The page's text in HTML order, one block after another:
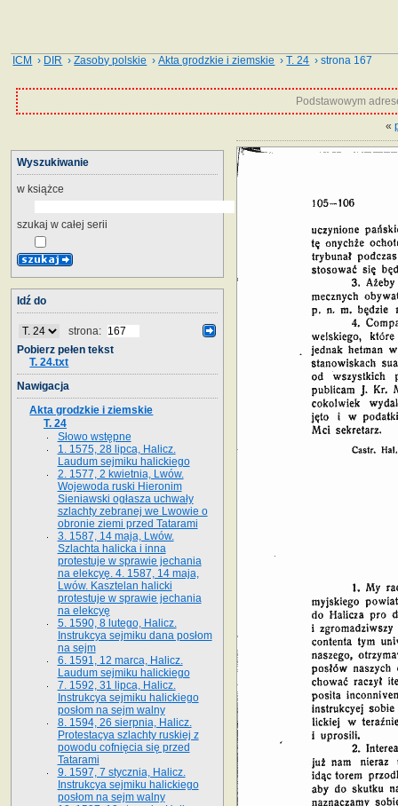
ICM › DIR ›Zasoby polskie ›Akta grodzkie i ziemskie ›T. 24 › strona 167
Podstawowym
«
Wyszukiwanie
w książce
szukaj w całej serii
Idź do
strona:
Pobierz pełen tekst
T. 24.txt
Nawigacja
Akta grodzkie i ziemskie
T. 24
Słowo wstępne
1. 1575, 28 lipca, Halicz.
Laudum sejmiku halickiego
2. 1577, 2 kwietnia, Lwów.
Wojewoda ruski Hieronim
Sieniawski ogłasza uchwały
szlachty zebranej we Lwowie o
obronie ziemi przed Tatarami
3. 1587, 14 maja, Lwów.
Szlachta halicka i inna
protestuje w sprawie jechania
na elekcyę. 4. 1587, 14 maja,
Lwów. Kasztelan halicki
protestuje w sprawie jechania
na elekcyę
5. 1590, 8 lutego, Halicz.
Instrukcya sejmiku dana posłom
na sejm
6. 1591, 12 marca, Halicz.
Laudum sejmiku halickiego
7. 1592, 31 lipca, Halicz.
Instrukcya sejmiku halickiego
posłom na sejm walny
8. 1594, 26 sierpnia, Halicz.
Protestacya szlachty ruskiej z
powodu cofnięcia się przed
Tatarami
9. 1597, 7 stycznia, Halicz.
Instrukcya sejmiku halickiego
posłom na sejm walny